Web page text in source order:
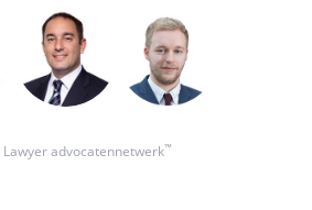
voor 22.00 uur
de stoep voor het huis
de
weer terug op hun
Lawyer advocatennetwerk™